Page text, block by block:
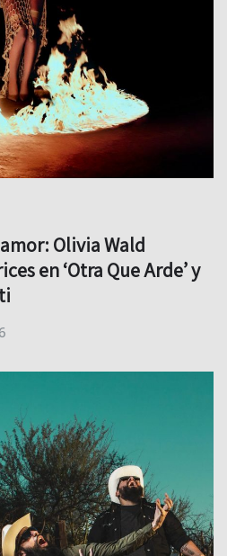
Olivia Wald
en ‘Otra Que Arde’ y